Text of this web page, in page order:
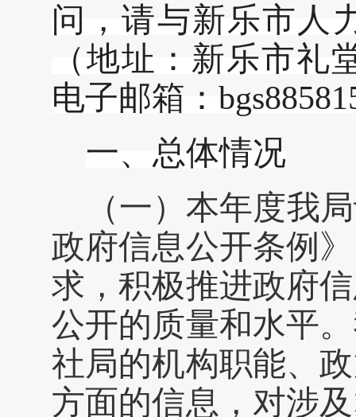
问，请与新乐市人
（地址：新乐市礼
电子邮箱：
一、总体情况
（一）本年度我
政府信息公开条例
求，积极推进政府
公开的质量和水平
社局的机构职能、
方面的信息，对涉